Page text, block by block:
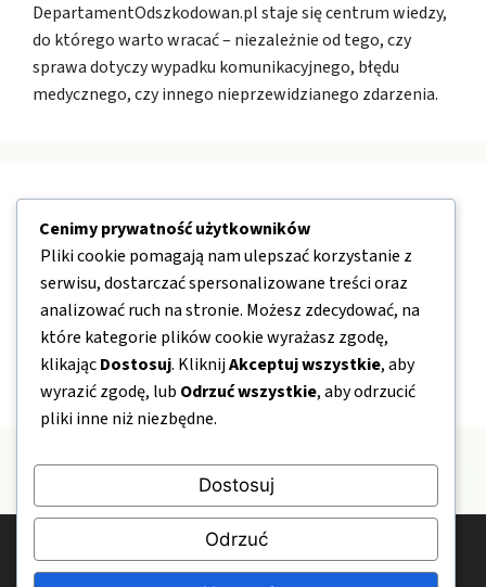
DepartamentOdszkodowan.pl staje się centrum wiedzy,
do którego warto wracać – niezależnie od tego, czy
sprawa dotyczy wypadku komunikacyjnego, błędu
medycznego, czy innego nieprzewidzianego zdarzenia.
Kontakt
Mapa strony
Polityka prywatności
© 2026 DepartamentOdszkodowan.pl
Cenimy prywatność użytkowników
Pliki cookie pomagają nam ulepszać korzystanie z
serwisu, dostarczać spersonalizowane treści oraz
analizować ruch na stronie. Możesz zdecydować, na
które kategorie plików cookie wyrażasz zgodę,
klikającDostosuj. KliknijAkceptuj wszystkie, aby
wyrazić zgodę, lub Odrzuć wszystkie, aby odrzucić
pliki inne niż niezbędne.
Dostosuj
Odrzuć